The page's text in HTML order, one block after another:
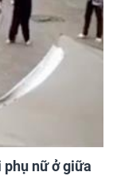
nữ ở giữa